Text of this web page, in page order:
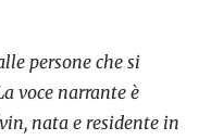
persone che si
voce narrante è
nata e residente in